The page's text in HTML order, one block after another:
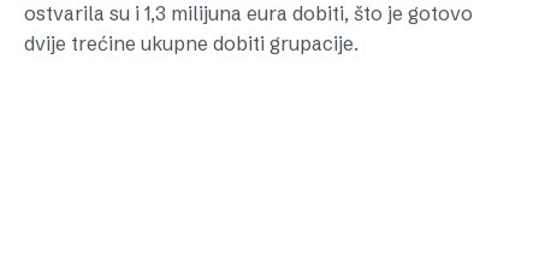
ostvarila su i 1,3 milijuna eura dobiti, što je gotovo
dvije trećine ukupne dobiti grupacije.